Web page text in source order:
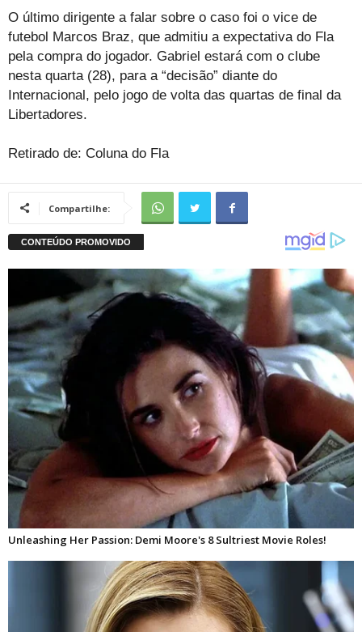
O último dirigente a falar sobre o caso foi o vice de
futebol Marcos Braz, que admitiu a expectativa do Fla
pela compra do jogador. Gabriel estará com o clube
nesta quarta (28), para a “decisão” diante do
Internacional, pelo jogo de volta das quartas de final da
Libertadores.
Retirado de: Coluna do Fla
Compartilhe: